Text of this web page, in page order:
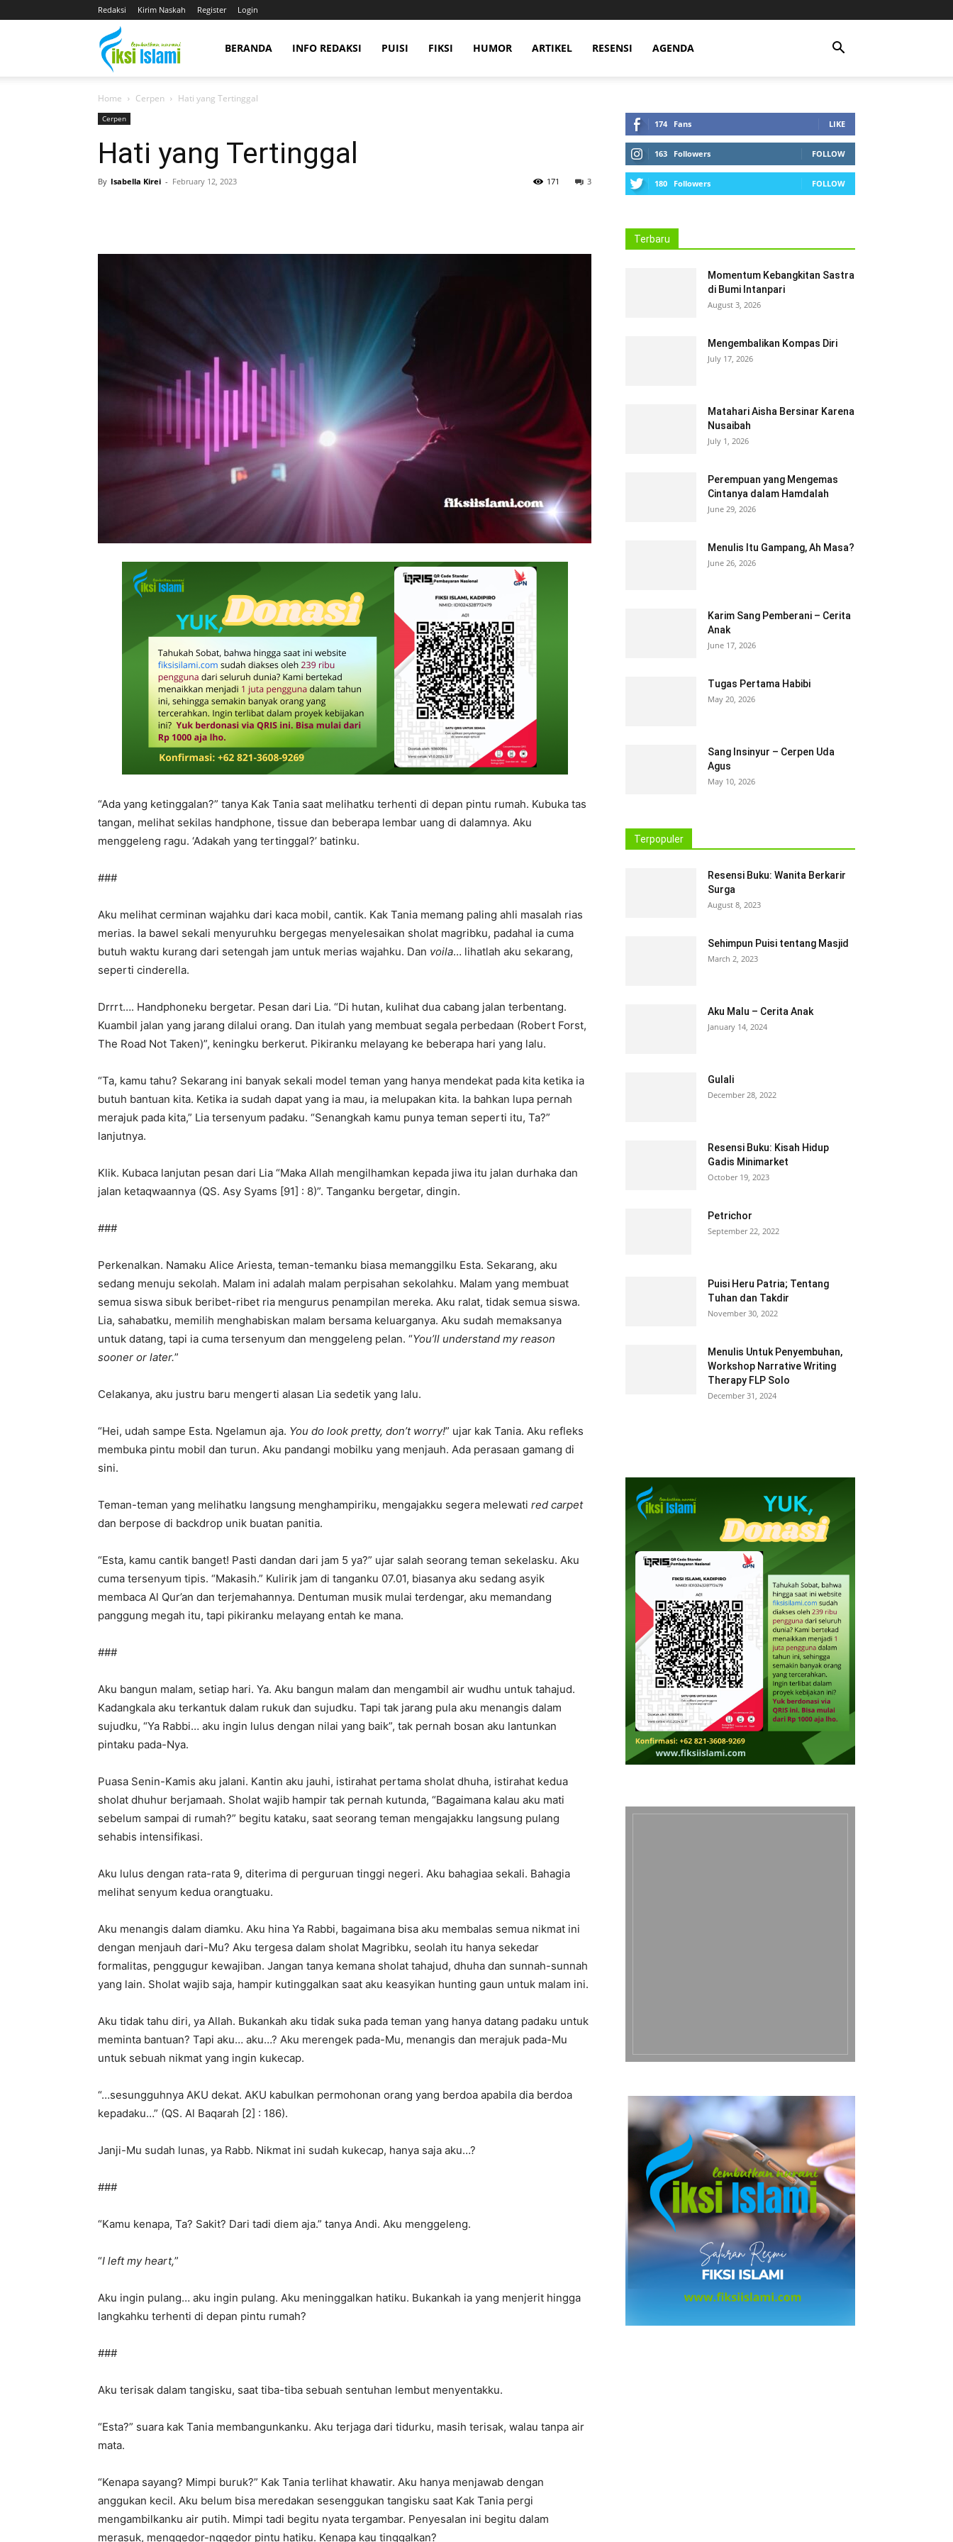
Redaksi Kirim Naskah Register Login
fiksiislami.com
BERANDA INFO REDAKSI PUISI FIKSI HUMOR ARTIKEL RESENSI AGENDA
Home Cerpen Hati yang Tertinggal
Cerpen
Hati yang Tertinggal
By Isabella Kirei - February 12, 2023 3
171
“Ada yang ketinggalan?” tanya Kak Tania saat melihatku terhenti di depan pintu rumah. Kubuka tas
tangan, melihat sekilas handphone, tissue dan beberapa lembar uang di dalamnya. Aku
menggeleng ragu. ‘Adakah yang tertinggal?’ batinku.
###
Aku melihat cerminan wajahku dari kaca mobil, cantik. Kak Tania memang paling ahli masalah rias
merias. Ia bawel sekali menyuruhku bergegas menyelesaikan sholat magribku, padahal ia cuma
butuh waktu kurang dari setengah jam untuk merias wajahku. Dan voila… lihatlah aku sekarang,
seperti cinderella.
Drrrt…. Handphoneku bergetar. Pesan dari Lia. “Di hutan, kulihat dua cabang jalan terbentang.
Kuambil jalan yang jarang dilalui orang. Dan itulah yang membuat segala perbedaan (Robert Forst,
The Road Not Taken)”, keningku berkerut. Pikiranku melayang ke beberapa hari yang lalu.
“Ta, kamu tahu? Sekarang ini banyak sekali model teman yang hanya mendekat pada kita ketika ia
butuh bantuan kita. Ketika ia sudah dapat yang ia mau, ia melupakan kita. Ia bahkan lupa pernah
merajuk pada kita,” Lia tersenyum padaku. “Senangkah kamu punya teman seperti itu, Ta?”
lanjutnya.
Klik. Kubaca lanjutan pesan dari Lia “Maka Allah mengilhamkan kepada jiwa itu jalan durhaka dan
jalan ketaqwaannya (QS. Asy Syams [91] : 8)”. Tanganku bergetar, dingin.
###
Perkenalkan. Namaku Alice Ariesta, teman-temanku biasa memanggilku Esta. Sekarang, aku
sedang menuju sekolah. Malam ini adalah malam perpisahan sekolahku. Malam yang membuat
semua siswa sibuk beribet-ribet ria mengurus penampilan mereka. Aku ralat, tidak semua siswa.
Lia, sahabatku, memilih menghabiskan malam bersama keluarganya. Aku sudah memaksanya
untuk datang, tapi ia cuma tersenyum dan menggeleng pelan. “You’ll understand my reason
sooner or later.”
Celakanya, aku justru baru mengerti alasan Lia sedetik yang lalu.
“Hei, udah sampe Esta. Ngelamun aja. You do look pretty, don’t worry!” ujar kak Tania. Aku refleks
membuka pintu mobil dan turun. Aku pandangi mobilku yang menjauh. Ada perasaan gamang di
sini.
Teman-teman yang melihatku langsung menghampiriku, mengajakku segera melewati red carpet
dan berpose di backdrop unik buatan panitia.
“Esta, kamu cantik banget! Pasti dandan dari jam 5 ya?” ujar salah seorang teman sekelasku. Aku
cuma tersenyum tipis. “Makasih.” Kulirik jam di tanganku 07.01, biasanya aku sedang asyik
membaca Al Qur’an dan terjemahannya. Dentuman musik mulai terdengar, aku memandang
panggung megah itu, tapi pikiranku melayang entah ke mana.
###
Aku bangun malam, setiap hari. Ya. Aku bangun malam dan mengambil air wudhu untuk tahajud.
Kadangkala aku terkantuk dalam rukuk dan sujudku. Tapi tak jarang pula aku menangis dalam
sujudku, “Ya Rabbi… aku ingin lulus dengan nilai yang baik”, tak pernah bosan aku lantunkan
pintaku pada-Nya.
Puasa Senin-Kamis aku jalani. Kantin aku jauhi, istirahat pertama sholat dhuha, istirahat kedua
sholat dhuhur berjamaah. Sholat wajib hampir tak pernah kutunda, “Bagaimana kalau aku mati
sebelum sampai di rumah?” begitu kataku, saat seorang teman mengajakku langsung pulang
sehabis intensifikasi.
Aku lulus dengan rata-rata 9, diterima di perguruan tinggi negeri. Aku bahagiaa sekali. Bahagia
melihat senyum kedua orangtuaku.
Aku menangis dalam diamku. Aku hina Ya Rabbi, bagaimana bisa aku membalas semua nikmat ini
dengan menjauh dari-Mu? Aku tergesa dalam sholat Magribku, seolah itu hanya sekedar
formalitas, penggugur kewajiban. Jangan tanya kemana sholat tahajud, dhuha dan sunnah-sunnah
yang lain. Sholat wajib saja, hampir kutinggalkan saat aku keasyikan hunting gaun untuk malam ini.
Aku tidak tahu diri, ya Allah. Bukankah aku tidak suka pada teman yang hanya datang padaku untuk
meminta bantuan? Tapi aku… aku…? Aku merengek pada-Mu, menangis dan merajuk pada-Mu
untuk sebuah nikmat yang ingin kukecap.
“…sesungguhnya AKU dekat. AKU kabulkan permohonan orang yang berdoa apabila dia berdoa
kepadaku…” (QS. Al Baqarah [2] : 186).
Janji-Mu sudah lunas, ya Rabb. Nikmat ini sudah kukecap, hanya saja aku…?
###
“Kamu kenapa, Ta? Sakit? Dari tadi diem aja.” tanya Andi. Aku menggeleng.
“I left my heart,”
Aku ingin pulang… aku ingin pulang. Aku meninggalkan hatiku. Bukankah ia yang menjerit hingga
langkahku terhenti di depan pintu rumah?
###
Aku terisak dalam tangisku, saat tiba-tiba sebuah sentuhan lembut menyentakku.
“Esta?” suara kak Tania membangunkanku. Aku terjaga dari tidurku, masih terisak, walau tanpa air
mata.
“Kenapa sayang? Mimpi buruk?” Kak Tania terlihat khawatir. Aku hanya menjawab dengan
anggukan kecil. Aku belum bisa meredakan sesenggukan tangisku saat Kak Tania pergi
mengambilkanku air putih. Mimpi tadi begitu nyata tergambar. Penyesalan ini begitu dalam
merasuk, menggedor-nggedor pintu hatiku. Kenapa kau tinggalkan?
174 Fans LIKE
163 Followers FOLLOW
180 Followers FOLLOW
Terbaru
Momentum Kebangkitan Sastra
di Bumi Intanpari
August 3, 2026
Mengembalikan Kompas Diri
July 17, 2026
Matahari Aisha Bersinar Karena
Nusaibah
July 1, 2026
Perempuan yang Mengemas
Cintanya dalam Hamdalah
June 29, 2026
Menulis Itu Gampang, Ah Masa?
June 26, 2026
Karim Sang Pemberani – Cerita
Anak
June 17, 2026
Tugas Pertama Habibi
May 20, 2026
Sang Insinyur – Cerpen Uda
Agus
May 10, 2026
Terpopuler
Resensi Buku: Wanita Berkarir
Surga
August 8, 2023
Sehimpun Puisi tentang Masjid
March 2, 2023
Aku Malu – Cerita Anak
January 14, 2024
Gulali
December 28, 2022
Resensi Buku: Kisah Hidup
Gadis Minimarket
October 19, 2023
Petrichor
September 22, 2022
Puisi Heru Patria; Tentang
Tuhan dan Takdir
November 30, 2022
Menulis Untuk Penyembuhan,
Workshop Narrative Writing
Therapy FLP Solo
December 31, 2024